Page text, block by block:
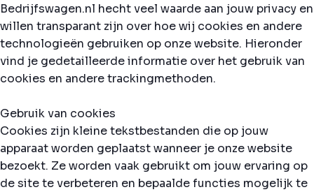
Bedrijfswagen.nl hecht veel waarde aan jouw privacy en
willen transparant zijn over hoe wij cookies en andere
technologieën gebruiken op onze website. Hieronder
vind je gedetailleerde informatie over het gebruik van
cookies en andere trackingmethoden.
Gebruik van cookies
Cookies zijn kleine tekstbestanden die op jouw
apparaat worden geplaatst wanneer je onze website
bezoekt. Ze worden vaak gebruikt om jouw ervaring op
de site te verbeteren en bepaalde functies mogelijk te